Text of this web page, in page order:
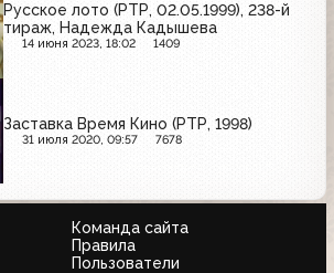
Русское лото (РТР, 02.05.1999), 238-й
тираж, Надежда Кадышева
14 июня 2023, 18:02 1409
Заставка Время Кино (РТР, 1998)
31 июля 2020, 09:57 7678
Команда сайта
Правила
Пользователи